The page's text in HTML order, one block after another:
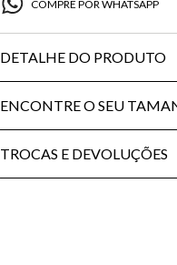
COMPRE POR WHATSAPP
DETALHE DO PRODUTO
ENCONTRE O SEU
TROCAS E DEVOLUÇÕES